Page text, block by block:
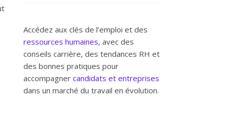
Accédez aux clés de l’emploi et des
ressources humaines, avec des
conseils carrière, des tendances RH et
des bonnes pratiques pour
accompagner candidats et entreprises
dans un marché du travail en évolution.